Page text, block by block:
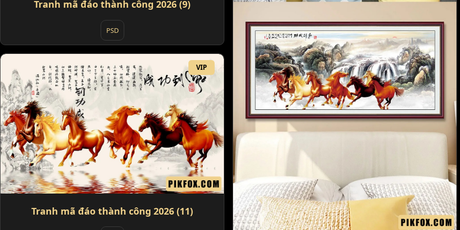
Tranh mã đáo thành công 2026 (9)
PSD
VIP
Tranh mã đáo thành công 2026 (11)